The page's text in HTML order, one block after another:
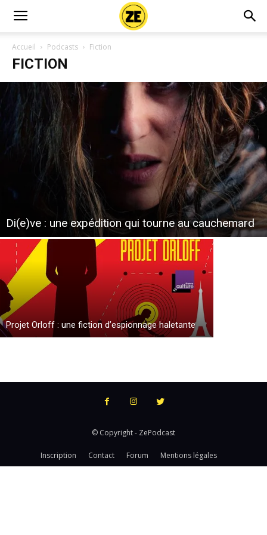
Accueil Podcasts Fiction
FICTION
Di(e)ve : une expédition qui tourne au cauchemard
Projet Orloff : une fiction d’espionnage haletante
© Copyright - ZePodcast
Inscription Contact Forum Mentions légales